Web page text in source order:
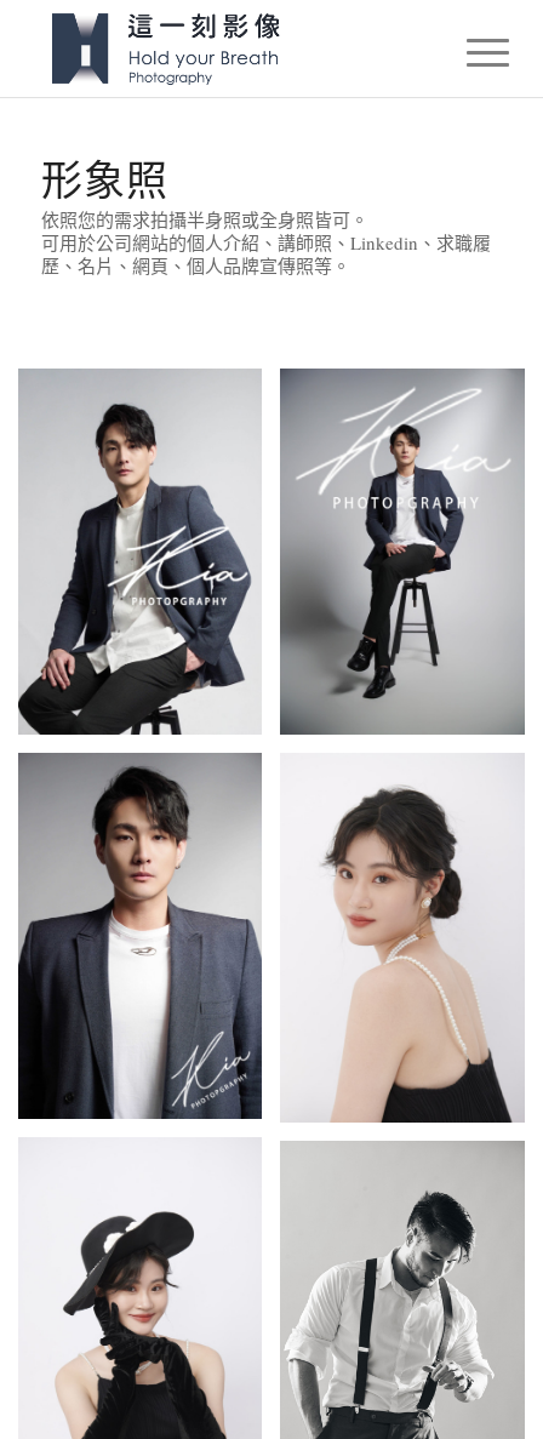
形象照
依照您的需求拍攝半身照或全身照皆可。
可用於公司網站的個人介紹、講師照、Linkedin、求職履
歷、名片、網頁、個人品牌宣傳照等。